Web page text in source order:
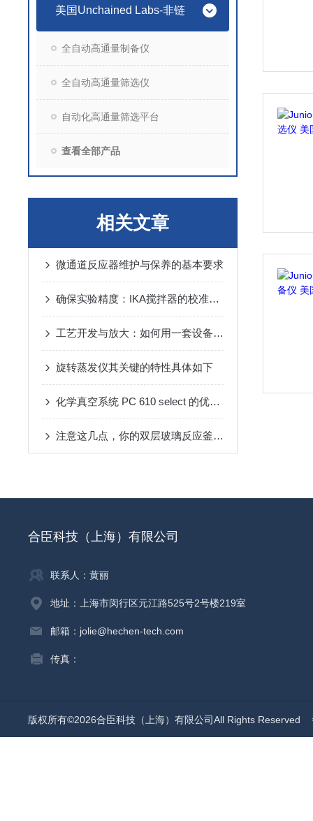
美国Unchained Labs-非链
全自动高通量制备仪
全自动高通量筛选仪
自动化高通量筛选平台
查看全部产品
相关文章
微通道反应器维护与保养的基本要求
确保实验精度：IKA搅拌器的校准指南
工艺开发与放大：如何用一套设备完成从2ml到400ml反应优化？
旋转蒸发仪其关键的特性具体如下
化学真空系统 PC 610 select 的优势性能
注意这几点，你的双层玻璃反应釜能多用好几年
合臣科技（上海）有限公司
联系人：黄丽
地址：上海市闵行区元江路525号2号楼219室
邮箱：jolie@hechen-tech.com
传真：
版权所有©2026合臣科技（上海）有限公司All Rights Reserved